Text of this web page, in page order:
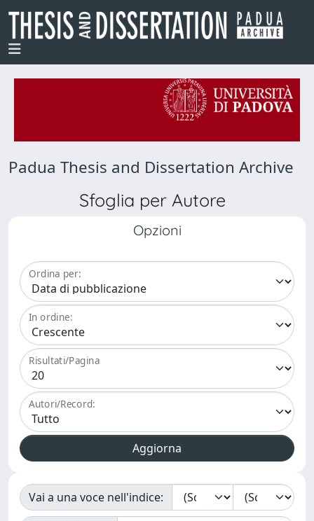
Padua Thesis and Dissertation Archive
Sfoglia per Autore
Opzioni
Ordina per:
In ordine:
Risultati/Pagina
Autori/Record:
Vai a una voce nell'indice: